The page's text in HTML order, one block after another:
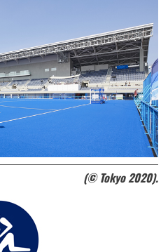
(© Tokyo 2020).